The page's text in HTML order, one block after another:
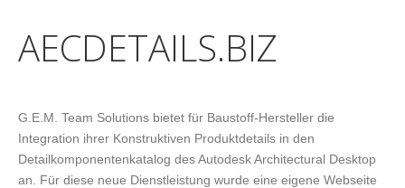
AECDETAILS.BIZ
G.E.M. Team Solutions bietet für Baustoff-Hersteller die
Integration ihrer Konstruktiven Produktdetails in den
Detailkomponentenkatalog des Autodesk Architectural Desktop
an. Für diese neue Dienstleistung wurde eine eigene Webseite